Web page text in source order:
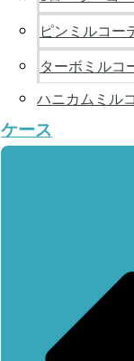
ピンミルコー
ターボミルコ
ハニカムミル
ケース